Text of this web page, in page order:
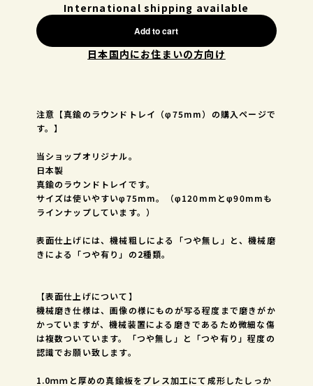
International shipping available
Add to cart
日本国内にお住まいの方向け
注意【真鍮のラウンドトレイ（φ75mm）の購入ページで
す。】
当ショップオリジナル。
日本製
真鍮のラウンドトレイです。
サイズは使いやすいφ75mm。（φ120mmとφ90mmも
ラインナップしています。）
表面仕上げには、機械粗しによる「つや無し」と、機械磨
きによる「つや有り」の2種類。
【表面仕上げについて】
機械磨き仕様は、画像の様にものが写る程度まで磨きがか
かっていますが、機械装置による磨きであるため微細な傷
は複数ついています。「つや無し」と「つや有り」程度の
認識でお願い致します。
1.0ｍｍと厚めの真鍮板をプレス加工にて成形したしっか